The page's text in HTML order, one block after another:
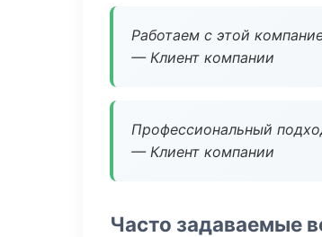
Работаем с этой
— Клиент компании
Профессиональный
— Клиент компании
Часто задаваемые